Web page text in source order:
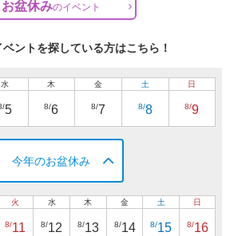
お盆休みのイベント
ントを探している方はこちら！
水
5
木
8/6
金
8/7
土
8/8
日
8/9
今年のお盆休み
火
8/11
水
8/12
木
8/13
金
8/14
土
8/15
日
8/16